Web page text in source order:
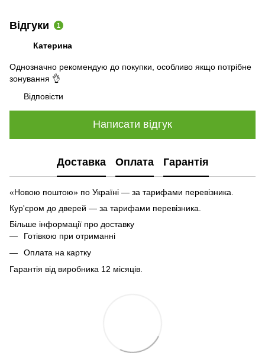
Відгуки 1
Катерина
Однозначно рекомендую до покупки, особливо якщо потрібне
зонування 👌
Відповісти
Написати відгук
Доставка Оплата Гарантія
«Новою поштою» по Україні — за тарифами перевізника.
Кур'єром до дверей — за тарифами перевізника.
Більше інформації про доставку
Готівкою при отриманні
Оплата на картку
Гарантія від виробника 12 місяців.